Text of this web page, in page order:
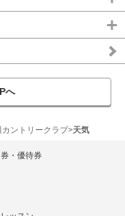
へ
カントリークラブ 天気
・優待券